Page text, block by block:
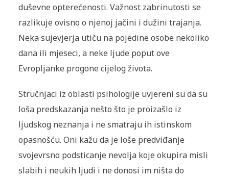
duševne opterećenosti. Važnost zabrinutosti se
razlikuje ovisno o njenoj jačini i dužini trajanja.
Neka sujevjerja utiču na pojedine osobe nekoliko
dana ili mjeseci, a neke ljude poput ove
Evropljanke progone cijelog života.
Stručnjaci iz oblasti psihologije uvjereni su da su
loša predskazanja nešto što je proizašlo iz
ljudskog neznanja i ne smatraju ih istinskom
opasnošću. Oni kažu da je loše predviđanje
svojevrsno podsticanje nevolja koje okupira misli
slabih i neukih ljudi i ne donosi im ništa do